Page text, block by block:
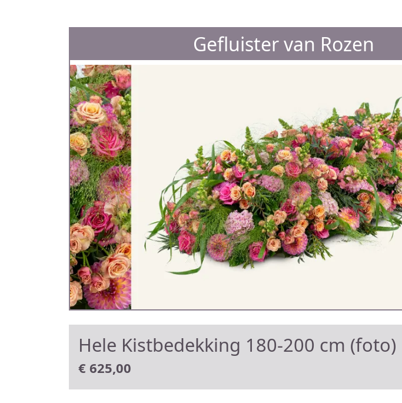
Gefluister van Rozen
Hele Kistbedekking 180-200 cm (foto)
€ 625,00